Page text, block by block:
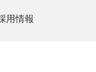
用情報